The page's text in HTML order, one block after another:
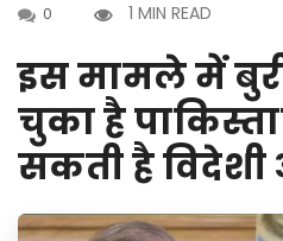
0
1 MIN READ
इस मामले में
चुका है
सकती है